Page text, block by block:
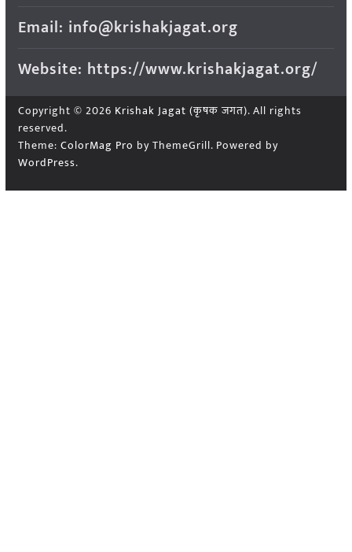
Email: info@krishakjagat.org
Website: https://www.krishakjagat.org/
Copyright © 2026 Krishak Jagat (कृषक जगत). All rights
reserved.
Theme: ColorMag Pro by ThemeGrill. Powered by
WordPress.